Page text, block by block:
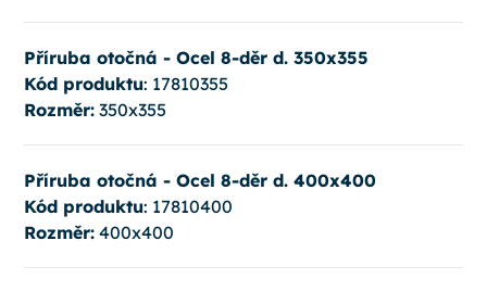
Příruba otočná - Ocel 8-děr d. 350x355
Kód produktu: 17810355
Rozměr:350x355
Příruba otočná - Ocel 8-děr d. 400x400
Kód produktu: 17810400
Rozměr:400x400